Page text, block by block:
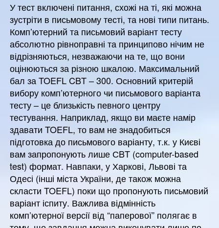
У тест включені питання, схожі на ті, які можна
зустріти в письмовому тесті, та нові типи питань.
Комп’ютерний та письмовий варіант тесту
абсолютно рівноправні та принципово нічим не
відрізняються, незважаючи на те, що вони
оцінюються за різною шкалою. Максимальний
бал за TOEFL CBT – 300. Основний критерій
вибору комп’ютерного чи письмового варіанта
тесту – це близькість певного центру
тестування. Наприклад, якщо ви маєте намір
здавати TOEFL, то вам не знадобиться
підготовка до письмового варіанту, т.к. у Києві
вам запропонують лише СBT (computer-based
test) формат. Навпаки, у Харкові, Львові та
Одесі (інші міста України, де також можна
скласти TOEFL) поки що пропонують письмовий
варіант іспиту. Важлива відмінність
комп’ютерної версії від “паперової” полягає в